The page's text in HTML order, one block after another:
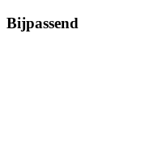
Bijpassend